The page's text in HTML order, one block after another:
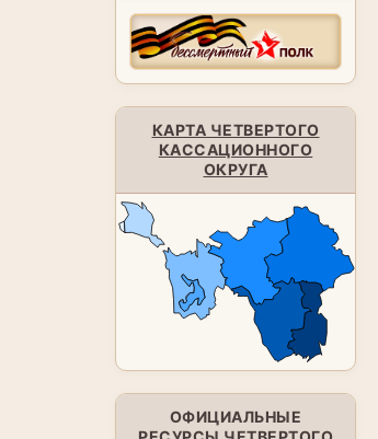
КАРТА ЧЕТВЕРТОГО
КАССАЦИОННОГО
ОКРУГА
ОФИЦИАЛЬНЫЕ